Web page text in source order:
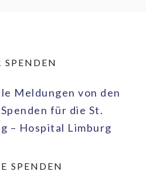
SPENDEN
Meldungen von den
für die St.
– Hospital Limburg
SPENDEN